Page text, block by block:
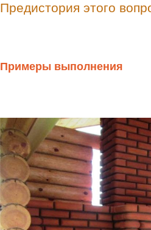
Предистория этого
Примеры выполнения